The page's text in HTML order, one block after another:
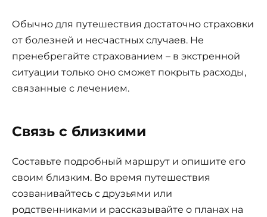
Обычно для путешествия достаточно страховки
от болезней и несчастных случаев. Не
пренебрегайте страхованием – в экстренной
ситуации только оно сможет покрыть расходы,
связанные с лечением.
Связь с близкими
Составьте подробный маршрут и опишите его
своим близким. Во время путешествия
созванивайтесь с друзьями или
родственниками и рассказывайте о планах на